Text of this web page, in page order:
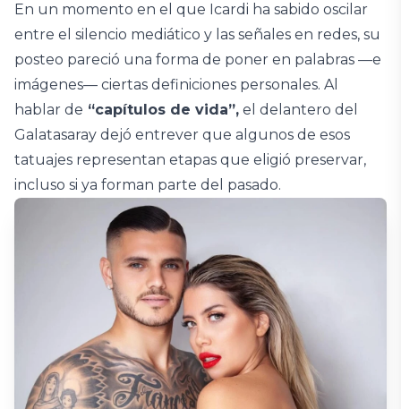
En un momento en el que Icardi ha sabido oscilar
entre el silencio mediático y las señales en redes, su
posteo pareció una forma de poner en palabras —e
imágenes— ciertas definiciones personales. Al
hablar de “capítulos de vida”, el delantero del
Galatasaray dejó entrever que algunos de esos
tatuajes representan etapas que eligió preservar,
incluso si ya forman parte del pasado.